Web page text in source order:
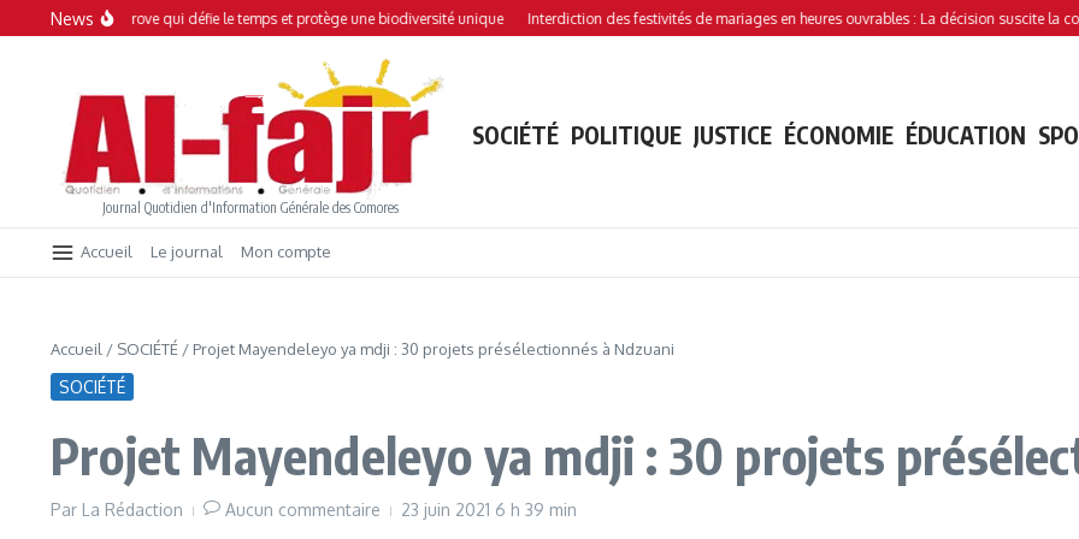
Aller au contenu
News
: Une mangrove qui défie le temps et protège une biodiversité unique Interdiction des festivités de mariages en heures ouvrables : La décision suscite la
Journal Quotidien d'Information Générale des Comores
SOCIÉTÉ POLITIQUE JUSTICE ÉCONOMIE ÉDUCATION
Accueil Le journal Mon compte
Accueil / SOCIÉTÉ / Projet Mayendeleyo ya mdji : 30 projets présélectionnés à Ndzuani
SOCIÉTÉ
Projet Mayendeleyo ya mdji : 30 projets
Par La Rédaction Aucun commentaire 23 juin 2021 6 h 39 min